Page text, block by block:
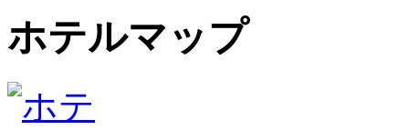
ホテルマップ